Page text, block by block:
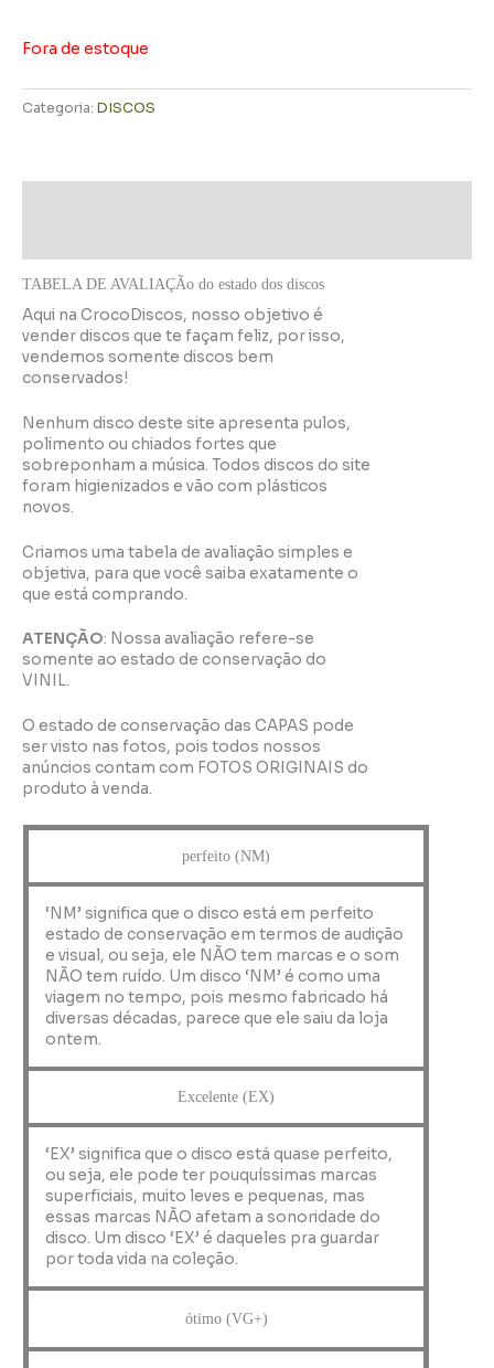
Fora de estoque
Categoria: DISCOS
TABELA DE AVALIAÇÃo do estado dos discos
Aqui na CrocoDiscos, nosso objetivo é
vender discos que te façam feliz, por isso,
vendemos somente discos bem
conservados!
Nenhum disco deste site apresenta pulos,
polimento ou chiados fortes que
sobreponham a música. Todos discos do site
foram higienizados e vão com plásticos
novos.
Criamos uma tabela de avaliação simples e
objetiva, para que você saiba exatamente o
que está comprando.
ATENÇÃO: Nossa avaliação refere-se
somente ao estado de conservação do
VINIL.
O estado de conservação das CAPAS pode
ser visto nas fotos, pois todos nossos
anúncios contam com FOTOS ORIGINAIS do
produto à venda.
perfeito (NM)
‘NM’ significa que o disco está em perfeito
estado de conservação em termos de audição
e visual, ou seja, ele NÃO tem marcas e o som
NÃO tem ruído. Um disco ‘NM’ é como uma
viagem no tempo, pois mesmo fabricado há
diversas décadas, parece que ele saiu da loja
ontem.
Excelente (EX)
‘EX’ significa que o disco está quase perfeito,
ou seja, ele pode ter pouquíssimas marcas
superficiais, muito leves e pequenas, mas
essas marcas NÃO afetam a sonoridade do
disco. Um disco ‘EX’ é daqueles pra guardar
por toda vida na coleção.
ótimo (VG+)